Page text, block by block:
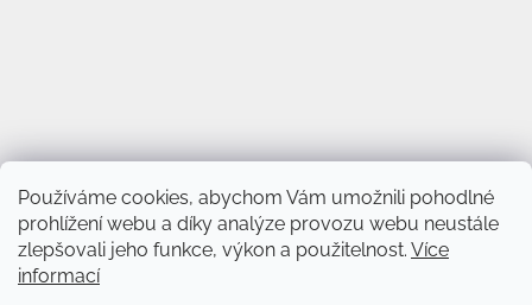
Používáme cookies, abychom Vám umožnili pohodlné
prohlížení webu a díky analýze provozu webu neustále
zlepšovali jeho funkce, výkon a použitelnost. Více
informací